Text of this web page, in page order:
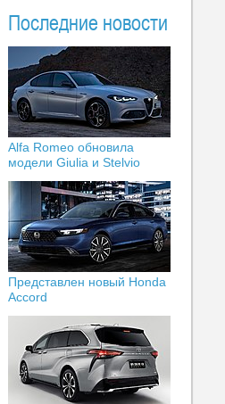
Последние новости
Alfa Romeo обновила
модели Giulia и Stelvio
Представлен новый Honda
Accord